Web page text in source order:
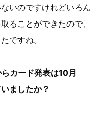
いのですけれどいろん
ることができたので、
ですね。
カード発表は10月
ましたか？